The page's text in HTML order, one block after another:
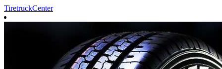
TiretruckCenter